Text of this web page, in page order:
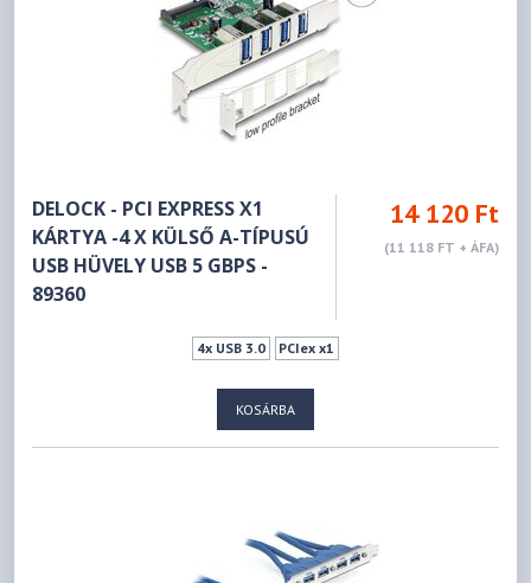
DELOCK - PCI EXPRESS X1
KÁRTYA -4 X KÜLSŐ A-TÍPUSÚ
USB HÜVELY USB 5 GBPS -
89360
14 120 Ft
(11 118 FT + ÁFA)
4x USB 3.0 PCIex x1
KOSÁRBA